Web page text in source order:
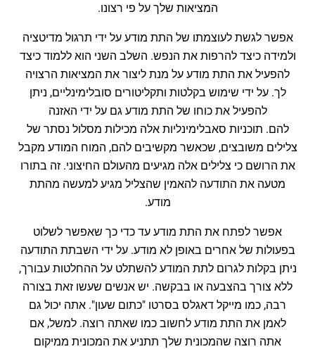
המציאות שלך על פי רצונו.
אפשר לגשת לעוצמתו של התת מודע על ידי תרגול מדיטציה
ולמידה כיצד להרפות את הנפש. השלב השני הוא ללמוד כיצד
להפעיל את התת מודע על מנת ליצור את המציאות הרצויה
לך. על ידי שימוש בקלטות ותקליטורים סובלימינליים, ניתן
להפעיל את כוחו של התת מודע גם על ידי האזנה
להם. תוכניות סאבלימינליות אלה מכילות מסלול נסתר של
צלילים משובצים, שכאשר מקשיבים להם, המוח המודע מקבל
את הרושם כי צלילים אלה מגיעים מהעולם החיצוני. זה בתורו
מטעה את התודעה להאמין שהצליל מגיע למעשה מהתת
מודע.
אפשר לפתח את התת מודע עד כדי כך שאפשר לשלוט
בפעולות של אחרים באופן לא מודע. על ידי השבתת התודעה
ניתן בקלות לגרום לתת המודע להשתלט על ההחלטות עבורך,
ללא צורך בהצבעה או בבקשה. יש אנשים שעשו זאת בצורה
רבה, כמו מייקל דאגלס בסרטו "כתום שעון". אתה יכול גם
לאמן את התת מודע לחשוב כמו שאתה רוצה. למשל, אם
אתה רוצה שהמכונית שלך תתניע את המכונית ממיקום